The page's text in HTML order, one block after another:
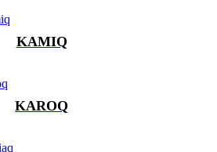
KAMIQ
KAROQ